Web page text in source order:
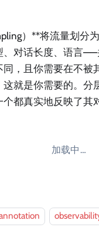
）**将流量划分
对话长度、语言
，且你需要在不被
就是你需要的。分
都真实地反映了其
加载中…